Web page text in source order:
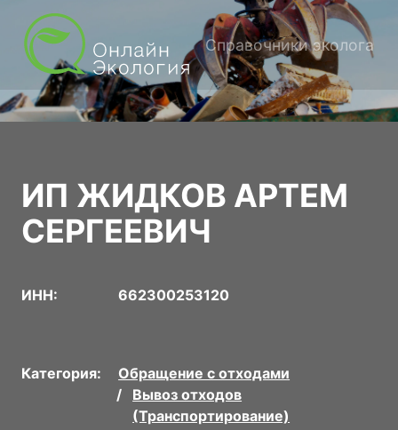
Справочники эколога
ИП ЖИДКОВ АРТЕМ
СЕРГЕЕВИЧ
ИНН: 662300253120
Категория:
Обращение с отходами
Вывоз отходов
(Транспортирование)